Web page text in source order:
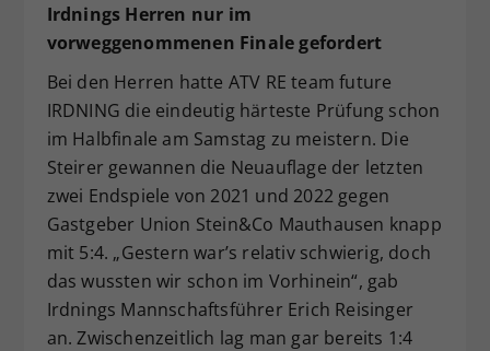
Irdnings Herren nur im
vorweggenommenen Finale gefordert
Bei den Herren hatte ATV RE team future
IRDNING die eindeutig härteste Prüfung schon
im Halbfinale am Samstag zu meistern. Die
Steirer gewannen die Neuauflage der letzten
zwei Endspiele von 2021 und 2022 gegen
Gastgeber Union Stein&Co Mauthausen knapp
mit 5:4. „Gestern war’s relativ schwierig, doch
das wussten wir schon im Vorhinein“, gab
Irdnings Mannschaftsführer Erich Reisinger
an. Zwischenzeitlich lag man gar bereits 1:4